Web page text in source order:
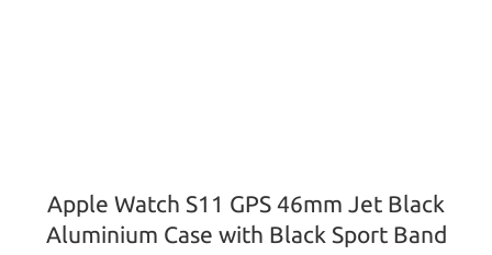
Apple Watch S11 GPS 46mm Jet Black
Aluminium Case with Black Sport Band